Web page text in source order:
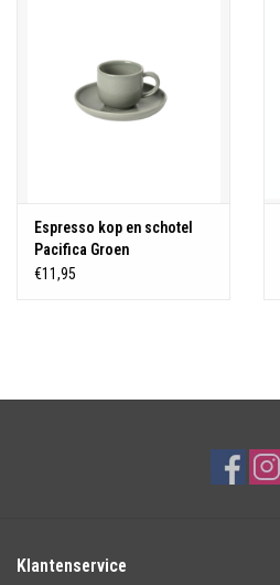
Espresso kop en schotel
Pacifica Groen
€11,95
Klantenservice